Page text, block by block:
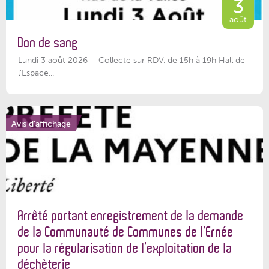
3
août
Don de sang
Lundi 3 août 2026 – Collecte sur RDV. de 15h à 19h Hall de
l'Espace...
Avis d'affichage
Arrêté portant enregistrement de la demande
de la Communauté de Communes de l’Ernée
pour la régularisation de l’exploitation de la
déchèterie